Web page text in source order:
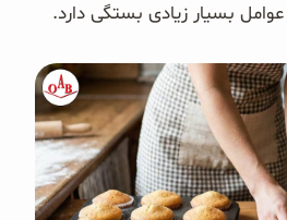
بسیار زیادی بستگی دارد.